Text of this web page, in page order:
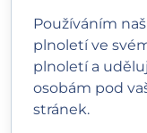
Používáním
plnoletí ve
plnoletí a
osobám pod
stránek.